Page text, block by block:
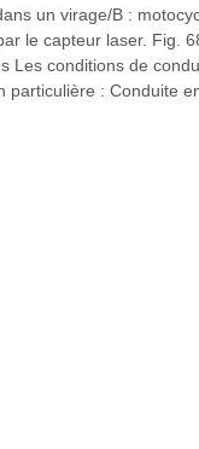
un virage/B :
le capteur laser. Fig.
Les conditions de
particulière : Conduite